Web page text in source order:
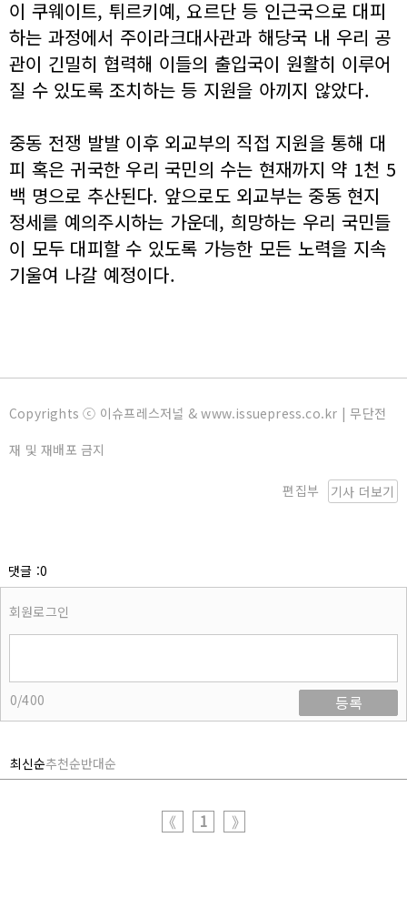
이 쿠웨이트, 튀르키예, 요르단 등 인근국으로 대피
하는 과정에서 주이라크대사관과 해당국 내 우리 공
관이 긴밀히 협력해 이들의 출입국이 원활히 이루어
질 수 있도록 조치하는 등 지원을 아끼지 않았다.
중동 전쟁 발발 이후 외교부의 직접 지원을 통해 대
피 혹은 귀국한 우리 국민의 수는 현재까지 약 1천 5
백 명으로 추산된다. 앞으로도 외교부는 중동 현지
정세를 예의주시하는 가운데, 희망하는 우리 국민들
이 모두 대피할 수 있도록 가능한 모든 노력을 지속
기울여 나갈 예정이다.
Copyrights ⓒ 이슈프레스저널 & www.issuepress.co.kr | 무단전
재 및 재배포 금지
기사 더보기
편집부
댓글 :0
회원로그인
0/400 등록
최신순추천순반대순
《 1 》